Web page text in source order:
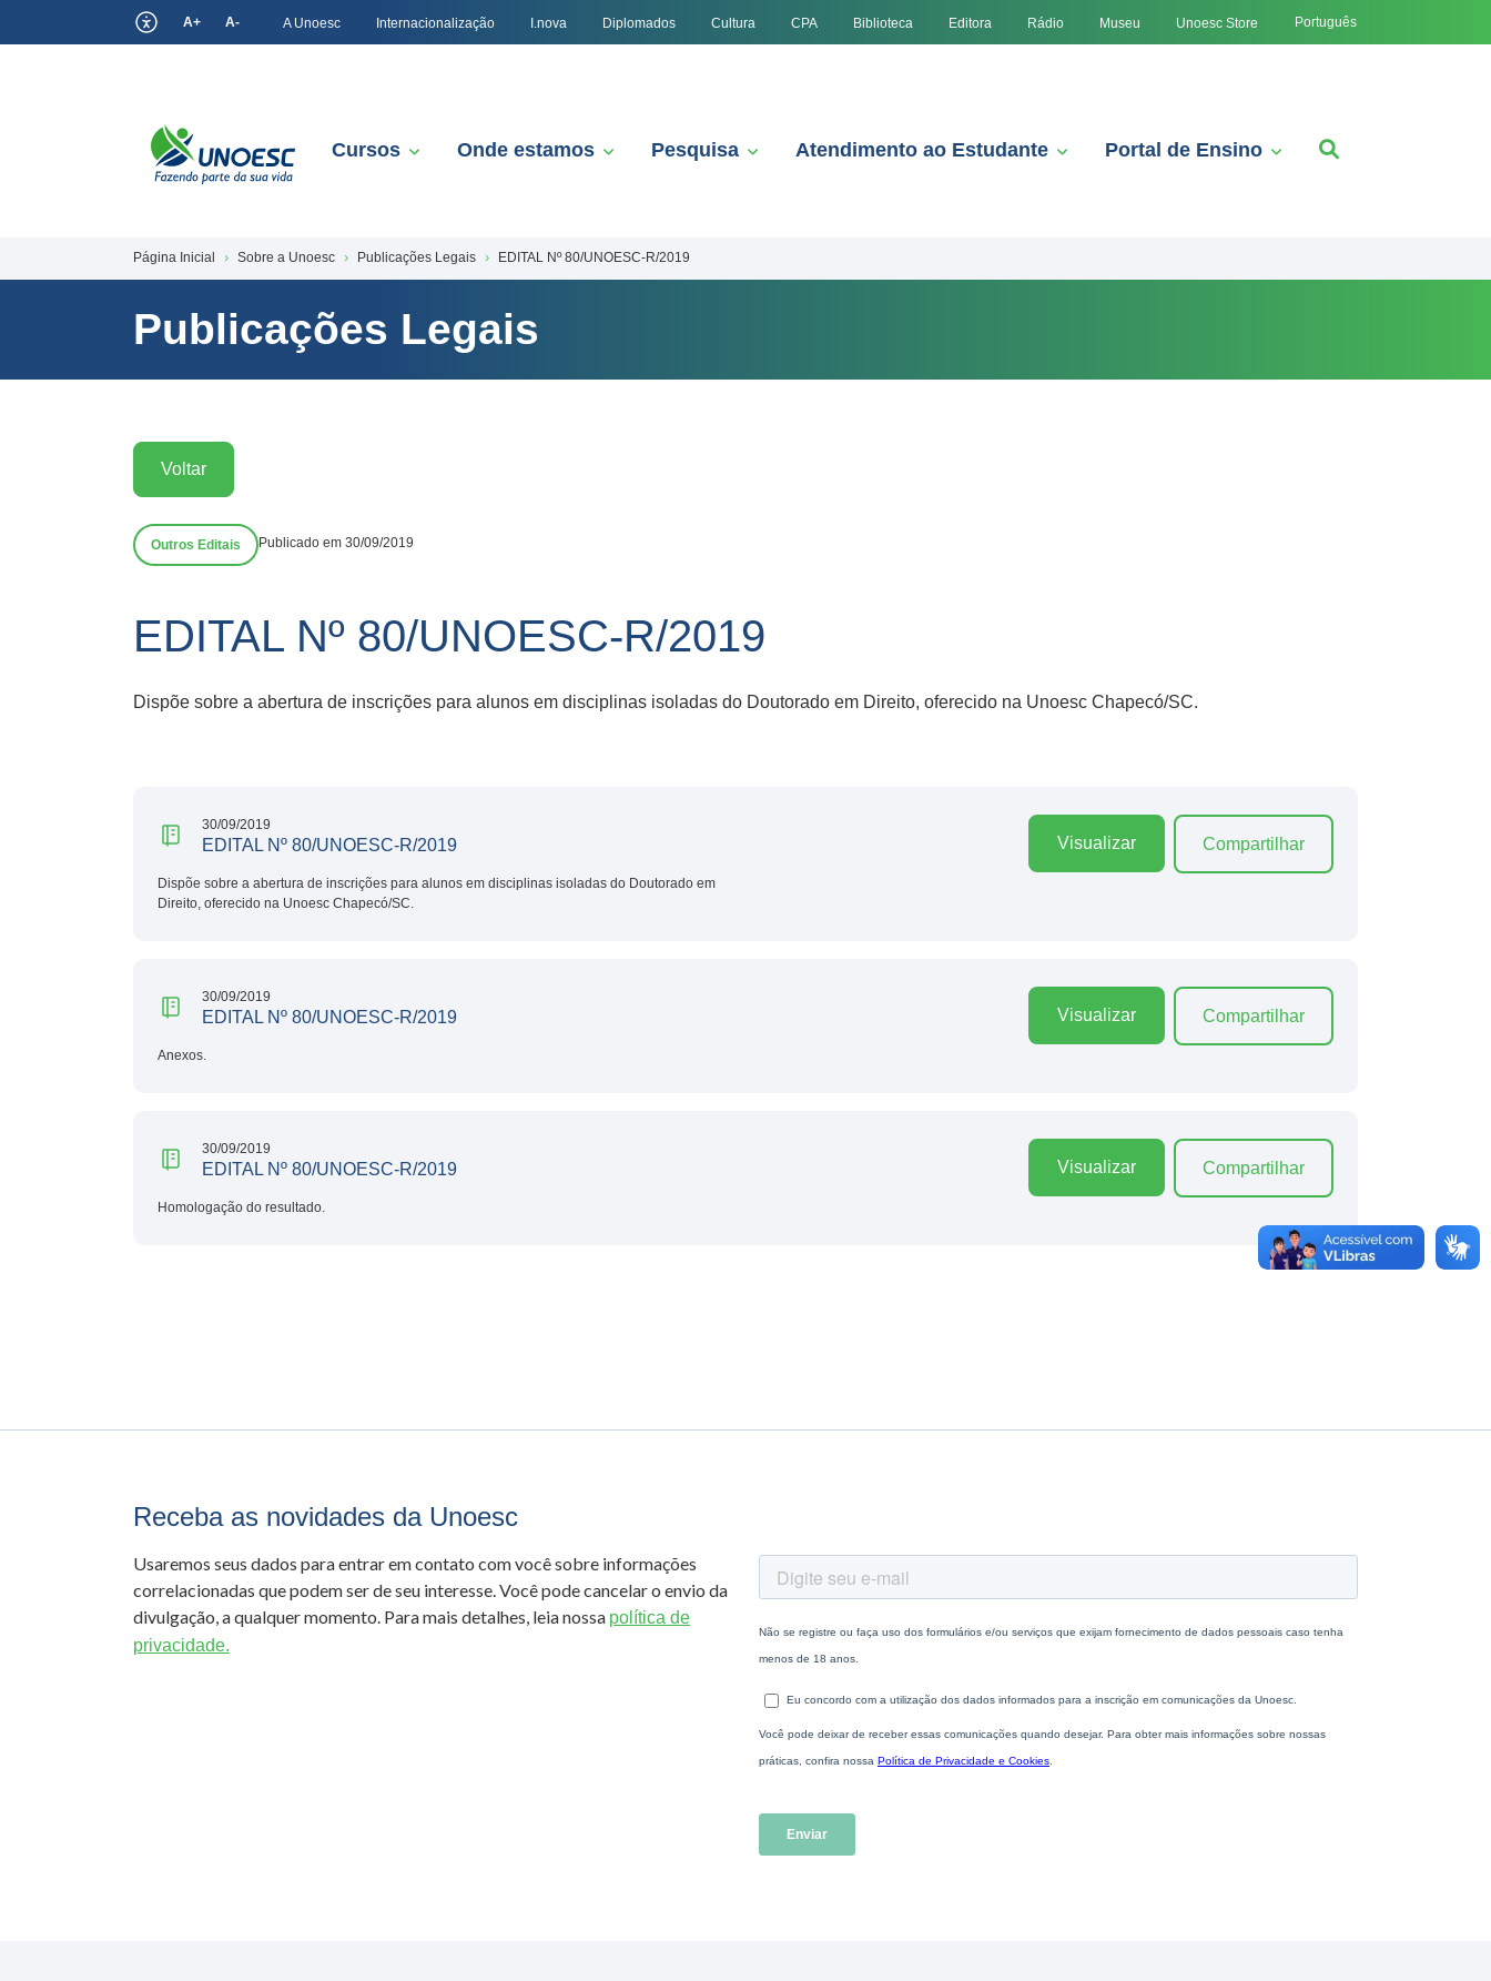
A+ A- A Unoesc Internacionalização I.nova Diplomados Cultura CPA Biblioteca Editora Rádio Museu Unoesc Store Português
Cursos Onde estamos Pesquisa Atendimento ao Estudante Portal de Ensino
Página Inicial Sobre a Unoesc Publicações Legais EDITAL Nº 80/UNOESC-R/2019
Publicações Legais
Voltar
Outros Editais Publicado em 30/09/2019
EDITAL Nº 80/UNOESC-R/2019
Dispõe sobre a abertura de inscrições para alunos em disciplinas isoladas do Doutorado em Direito, oferecido na Unoesc Chapecó/SC.
30/09/2019
EDITAL Nº 80/UNOESC-R/2019
Dispõe sobre a abertura de inscrições para alunos em disciplinas isoladas do Doutorado em
Direito, oferecido na Unoesc Chapecó/SC.
Visualizar Compartilhar
30/09/2019
EDITAL Nº 80/UNOESC-R/2019
Anexos.
Visualizar Compartilhar
30/09/2019
EDITAL Nº 80/UNOESC-R/2019
Homologação do resultado.
Visualizar Compartilhar
Receba as novidades da Unoesc
Usaremos seus dados para entrar em contato com você sobre informações
correlacionadas que podem ser de seu interesse. Você pode cancelar o envio da
divulgação, a qualquer momento. Para mais detalhes, leia nossa política de
privacidade.